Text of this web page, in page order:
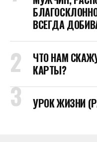
ВСЕГДА
ЧТО НАМ
КАРТЫ?
УРОК ЖИЗНИ